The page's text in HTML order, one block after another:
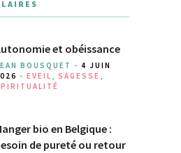
et obéissance
BOUSQUET - 4 JUIN
- EVEIL , SAGESSE ,
bio en Belgique :
de pureté ou retour